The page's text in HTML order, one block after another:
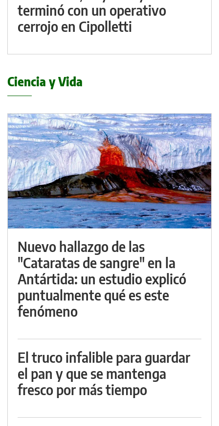
terminó con un operativo
cerrojo en Cipolletti
Ciencia y Vida
Nuevo hallazgo de las
"Cataratas de sangre" en la
Antártida: un estudio explicó
puntualmente qué es este
fenómeno
El truco infalible para guardar
el pan y que se mantenga
fresco por más tiempo